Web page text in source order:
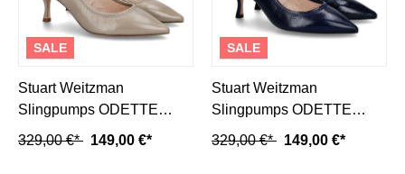
SALE
Stuart Weitzman
Slingpumps ODETTE
STONE GLEAMING
329,00 €* 149,00 €*
SALE
Stuart Weitzman
Slingpumps ODETTE
MARITIME GL TRIPON
329,00 €* 149,00 €*